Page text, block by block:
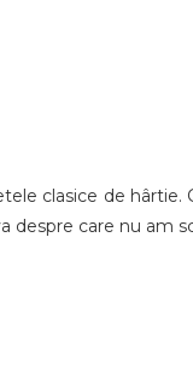
clasice de hârtie.
care nu am